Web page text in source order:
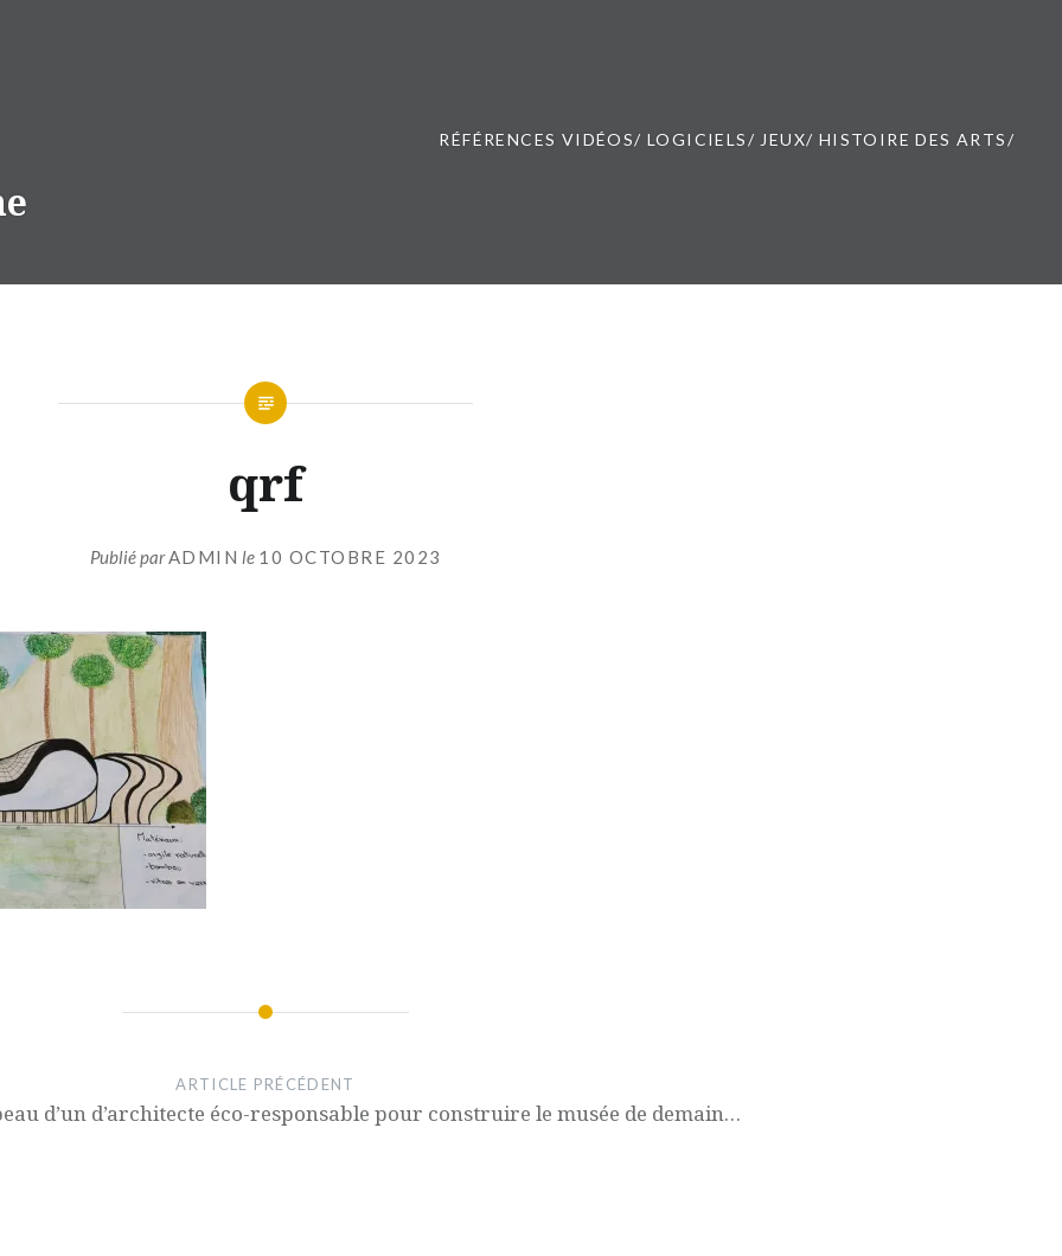
RÉFÉRENCES VIDÉOS/ LOGICIELS/ JEUX/ HISTOIRE DES ARTS/
qrf
Publié parADMIN le 10 OCTOBRE 2023
ARTICLE PRÉCÉDENT
d’un d’architecte éco-responsable pour construire le musée de demain…